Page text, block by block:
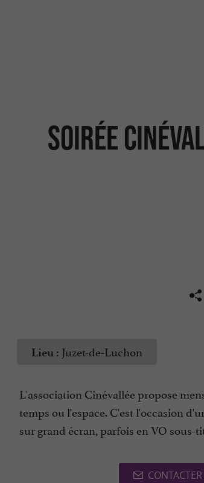
SOIRÉE
Lieu : Juzet-de-Luchon
L'association Cinévallée propose
temps ou l'espace. C'est l'occasion
sur grand écran, parfois en VO sous-